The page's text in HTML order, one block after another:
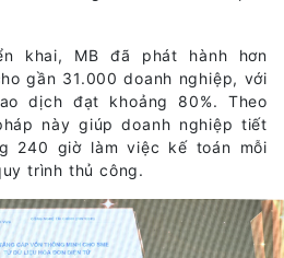
khai, MB đã phát hành hơn
gần 31.000 doanh nghiệp, với
dịch đạt khoảng 80%. Theo
này giúp doanh nghiệp tiết
240 giờ làm việc kế toán mỗi
trình thủ công.